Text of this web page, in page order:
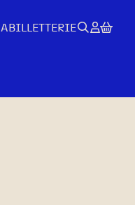
BILLETTERIE